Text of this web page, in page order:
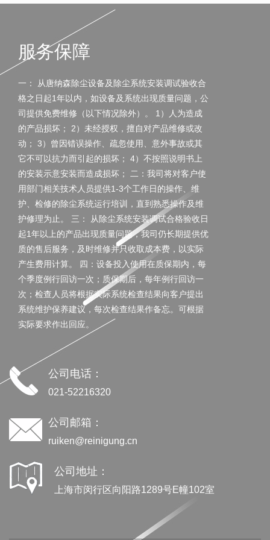
服务保障
一： 从唐纳森除尘设备及除尘系统安装调试验收合
格之日起1年以内，如设备及系统出现质量问题，公
司提供免费维修（以下情况除外）。 1）人为造成
的产品损坏； 2）未经授权，擅自对产品维修或改
动； 3）曾因错误操作、疏忽使用、意外事故或其
它不可以抗力而引起的损坏； 4）不按照说明书上
的安装示意安装而造成损坏； 二：我司将对客户使
用部门相关技术人员提供1-3个工作日的操作、维
护、检修的除尘系统运行培训，直到熟悉操作及维
护修理为止。 三： 从除尘系统安装调试合格验收日
起1年以上的产品出现质量问题，我司仍长期提供优
质的售后服务，及时维修并只收取成本费，以实际
产生费用计算。 四：设备投入使用在质保期内，每
个季度例行回访一次；质保期后，每年例行回访一
次；检查人员将根据实际系统检查结果向客户提出
系统维护保养建议，每次检查结果作备忘。可根据
实际要求作出回应。
公司电话：
021-52216320
公司邮箱：
ruiken@reinigung.cn
公司地址：
上海市闵行区向阳路1289号E幢102室